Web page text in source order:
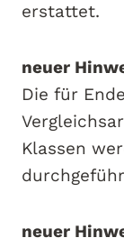
erstattet.
neuer
Die für
Klassen
neuer